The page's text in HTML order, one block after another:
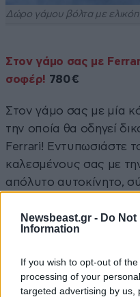
Newsbeast.gr - Do Not
Information
If you wish to opt-out of
processing of your
targeted advertising by us,
Δώρο γάμου βόλτα με
Στον γάμο σας με
σοφέρ! 780€
Στον γάμο σας με μία
την οποία θα οδηγεί
Ferrari! Εντυπωσιάστε
καλεσμένους σας με
απόλυτο αυτοκίνητο,